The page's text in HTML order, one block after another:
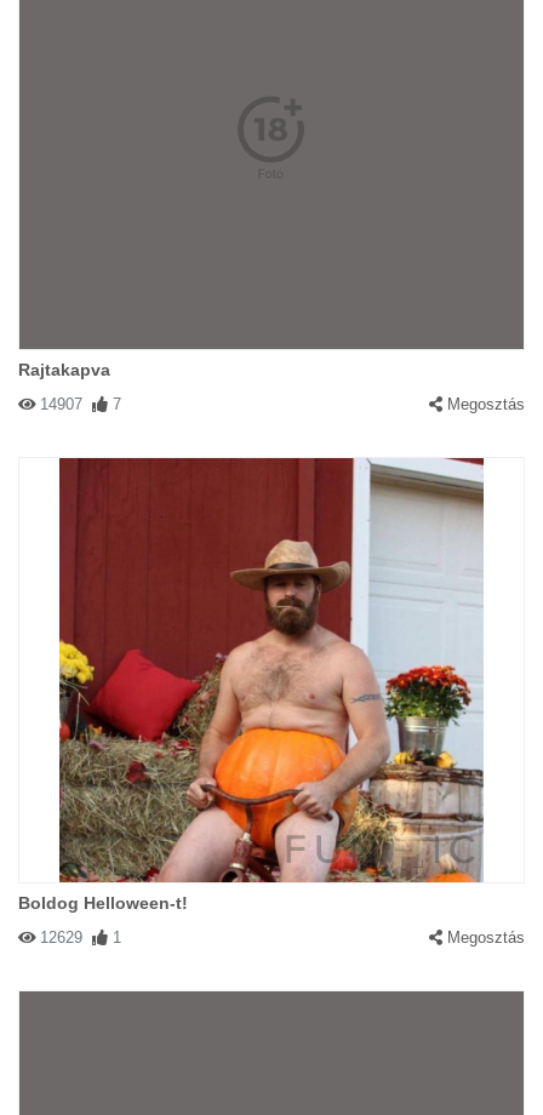
Rajtakapva
14907 7 Megosztás
Boldog Helloween-t!
12629 1 Megosztás